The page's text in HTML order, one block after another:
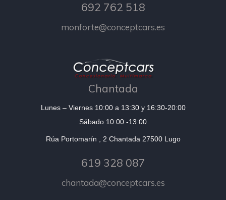
692 762 518
monforte@conceptcars.es
Chantada
Lunes – Viernes 10:00 a 13:30 y 16:30-20:00
Sábado 10:00 -13:00
Rúa Portomarín , 2 Chantada 27500 Lugo
619 328 087
chantada@conceptcars.es